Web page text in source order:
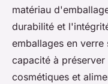
matériau
durabilité et
emballages en
capacité à
cosmétiques et